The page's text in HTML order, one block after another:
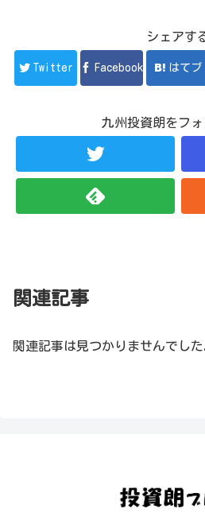
シェアす
Twitter Facebook はてブ
九州投資朗をフ
関連記事
関連記事は見つかりませんでした